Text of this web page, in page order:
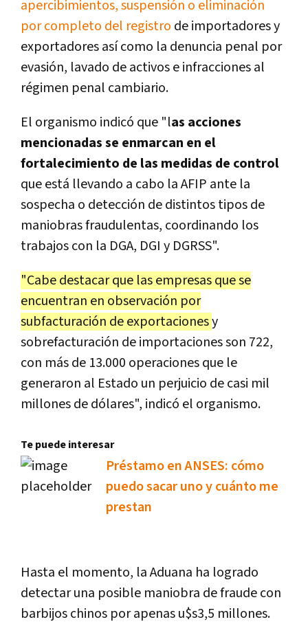
apercibimientos, suspensión o eliminación
por completo del registro de importadores y
exportadores así como la denuncia penal por
evasión, lavado de activos e infracciones al
régimen penal cambiario.
El organismo indicó que "las acciones
mencionadas se enmarcan en el
fortalecimiento de las medidas de control
que está llevando a cabo la AFIP ante la
sospecha o detección de distintos tipos de
maniobras fraudulentas, coordinando los
trabajos con la DGA, DGI y DGRSS".
"Cabe destacar que las empresas que se
encuentran en observación por
subfacturación de exportacionesy
sobrefacturación de importaciones son 722,
con más de 13.000 operaciones que le
generaron al Estado un perjuicio de casi mil
millones de dólares", indicó el organismo.
Te puede interesar
Préstamo en ANSES: cómo
puedo sacar uno y cuánto me
prestan
Hasta el momento, la Aduana ha logrado
detectar una posible maniobra de fraude con
barbijos chinos por apenas u$s3,5 millones.